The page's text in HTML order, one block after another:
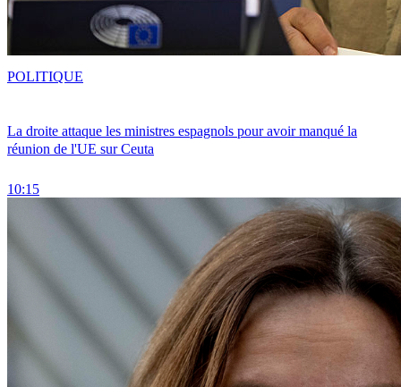
La droite attaque les ministres espagnols pour avoir manqué la
réunion de l'UE sur Ceuta
10:15
POLITIQUE